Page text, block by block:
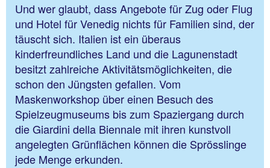
Und wer glaubt, dass Angebote für Zug oder Flug
und Hotel für Venedig nichts für Familien sind, der
täuscht sich. Italien ist ein überaus
kinderfreundliches Land und die Lagunenstadt
besitzt zahlreiche Aktivitätsmöglichkeiten, die
schon den Jüngsten gefallen. Vom
Maskenworkshop über einen Besuch des
Spielzeugmuseums bis zum Spaziergang durch
die Giardini della Biennale mit ihren kunstvoll
angelegten Grünflächen können die Sprösslinge
jede Menge erkunden.